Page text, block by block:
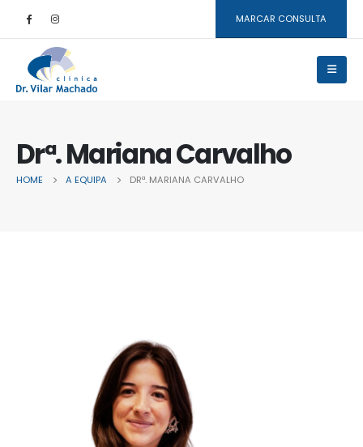
MARCAR CONSULTA
Drª. Mariana Carvalho
HOME A EQUIPA DRª. MARIANA CARVALHO